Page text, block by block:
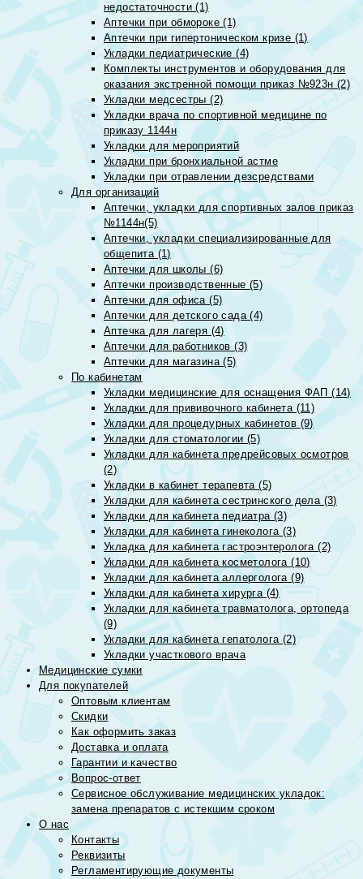
недостаточности (1)
Аптечки при обмороке (1)
Аптечки при гипертоническом кризе (1)
Укладки педиатрические (4)
Комплекты инструментов и оборудования для
оказания экстренной помощи приказ №923н (2)
Укладки медсестры (2)
Укладки врача по спортивной медицине по
приказу 1144н
Укладки для мероприятий
Укладки при бронхиальной астме
Укладки при отравлении дезсредствами
Для организаций
Аптечки, укладки для спортивных залов приказ
№1144н(5)
Аптечки, укладки специализированные для
общепита (1)
Аптечки для школы (6)
Аптечки производственные (5)
Аптечки для офиса (5)
Аптечки для детского сада (4)
Аптечка для лагеря (4)
Аптечки для работников (3)
Аптечки для магазина (5)
По кабинетам
Укладки медицинские для оснащения ФАП (14)
Укладки для прививочного кабинета (11)
Укладки для процедурных кабинетов (9)
Укладки для стоматологии (5)
Укладки для кабинета предрейсовых осмотров
(2)
Укладки в кабинет терапевта (5)
Укладки для кабинета сестринского дела (3)
Укладки для кабинета педиатра (3)
Укладки для кабинета гинеколога (3)
Укладка для кабинета гастроэнтеролога (2)
Укладки для кабинета косметолога (10)
Укладки для кабинета аллерголога (9)
Укладки для кабинета хирурга (4)
Укладки для кабинета травматолога, ортопеда
(9)
Укладки для кабинета гепатолога (2)
Укладки участкового врача
Медицинские сумки
Для покупателей
Оптовым клиентам
Скидки
Как оформить заказ
Доставка и оплата
Гарантии и качество
Вопрос-ответ
Сервисное обслуживание медицинских укладок:
замена препаратов с истекшим сроком
О нас
Контакты
Реквизиты
Регламентирующие документы